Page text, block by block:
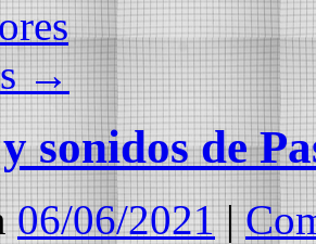
→
sonidos de
06/06/2021 |